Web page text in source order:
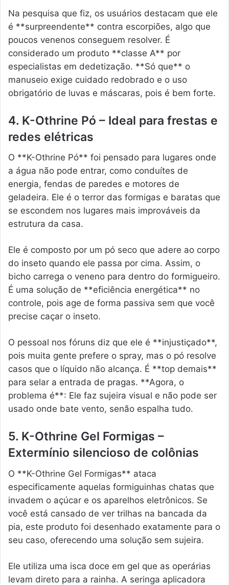
Na pesquisa que fiz, os usuários destacam que ele
é **surpreendente** contra escorpiões, algo que
poucos venenos conseguem resolver. É
considerado um produto **classe A** por
especialistas em dedetização. **Só que** o
manuseio exige cuidado redobrado e o uso
obrigatório de luvas e máscaras, pois é bem forte.
4. K-Othrine Pó – Ideal para frestas e
redes elétricas
O **K-Othrine Pó** foi pensado para lugares onde
a água não pode entrar, como conduítes de
energia, fendas de paredes e motores de
geladeira. Ele é o terror das formigas e baratas que
se escondem nos lugares mais improváveis da
estrutura da casa.
Ele é composto por um pó seco que adere ao corpo
do inseto quando ele passa por cima. Assim, o
bicho carrega o veneno para dentro do formigueiro.
É uma solução de **eficiência energética** no
controle, pois age de forma passiva sem que você
precise caçar o inseto.
O pessoal nos fóruns diz que ele é **injustiçado**,
pois muita gente prefere o spray, mas o pó resolve
casos que o líquido não alcança. É **top demais**
para selar a entrada de pragas. **Agora, o
problema é**: Ele faz sujeira visual e não pode ser
usado onde bate vento, senão espalha tudo.
5. K-Othrine Gel Formigas –
Extermínio silencioso de colônias
O **K-Othrine Gel Formigas** ataca
especificamente aquelas formiguinhas chatas que
invadem o açúcar e os aparelhos eletrônicos. Se
você está cansado de ver trilhas na bancada da
pia, este produto foi desenhado exatamente para o
seu caso, oferecendo uma solução sem sujeira.
Ele utiliza uma isca doce em gel que as operárias
levam direto para a rainha. A seringa aplicadora